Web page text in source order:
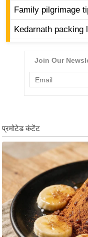
N
स्टा
इ
क्नॉ
लॉ
जी
ब्यू
टी
Family pilgrimage
Kedarnath packing